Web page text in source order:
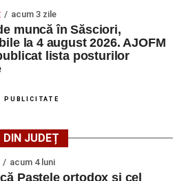
– Stadionul Pielarul:ultimele
Cupei Sebeșului la Fotbal
Parcul Zăvoi din Petrești:
îndrăgiți interpreți de muzică
– Parcul Arini:parc de
acum 3 zile
muncă în Săsciori,
la 4 august 2026. AJOFM
lista posturilor
PUBLICITATE
DIN JUDEȚ
acum 4 luni
Paștele ortodox și cel